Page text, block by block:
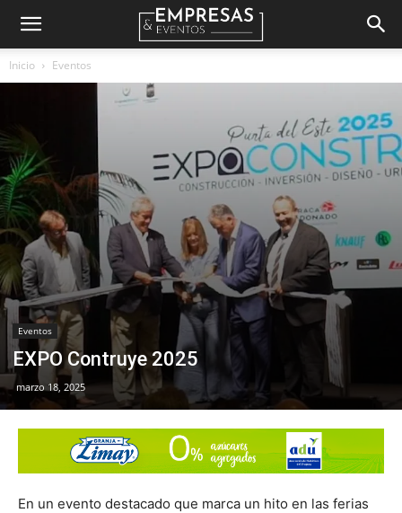
Empresas
Eventos
Inicio Eventos
Eventos
EXPO Contruye 2025
marzo 18, 2025
En un evento destacado que marca un hito en las ferias